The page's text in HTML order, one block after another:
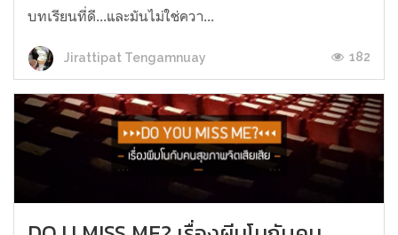
บทเรียนที่ดี...และมันไม่ใช่ควา...
Jirattipat Tengamnuay 182